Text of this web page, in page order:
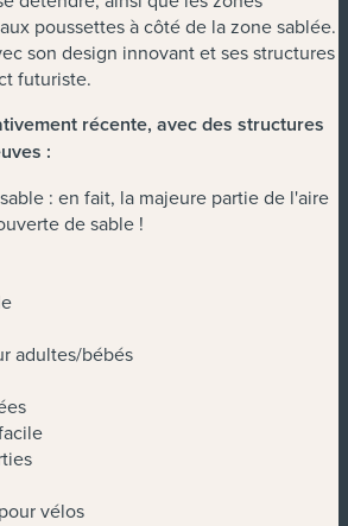
poussettes à côté de la zone sablée.
son design innovant et ses structures
futuriste.
récente, avec des structures
:
: en fait, la majeure partie de l'aire
de sable !
adultes/bébés
vélos